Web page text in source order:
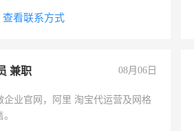
查看联系方式
兼职 08月06日
企业官网，阿里 淘宝代运营及网格